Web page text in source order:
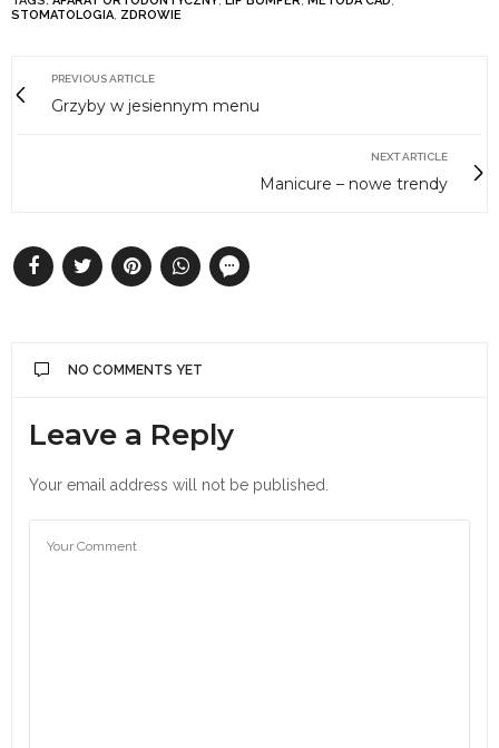
STOMATOLOGIA, ZDROWIE
PREVIOUS ARTICLE
Grzyby w jesiennym menu
NEXT ARTICLE
Manicure – nowe trendy
NO COMMENTS YET
Leave a Reply
Your email address will not be published.